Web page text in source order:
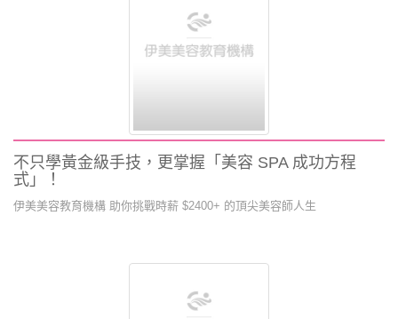
不只學黃金級手技，更掌握「美容 SPA 成功方程
式」！
伊美美容教育機構 助你挑戰時薪 $2400+ 的頂尖美容師人生